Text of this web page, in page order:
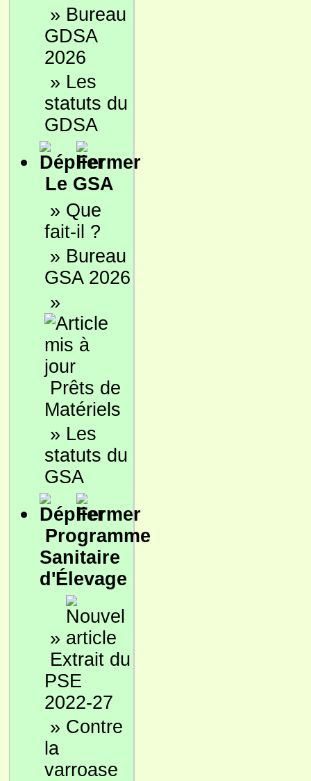
» Bureau
GDSA
2026
» Les
statuts du
GDSA
Le GSA
» Que
fait-il ?
» Bureau
GSA 2026
»
Prêts de
Matériels
» Les
statuts du
GSA
Programme
Sanitaire
d'Élevage
»
Extrait du
PSE
2022-27
» Contre
la
varroase